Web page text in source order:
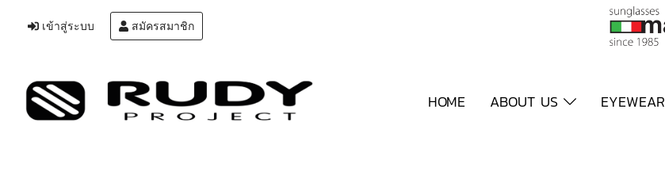
เข้าสู่ระบบ สมัครสมาชิก
HOME ABOUT US EYEWEAR